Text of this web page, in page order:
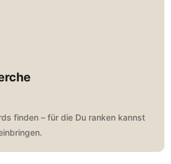
finden – für die Du ranken kannst